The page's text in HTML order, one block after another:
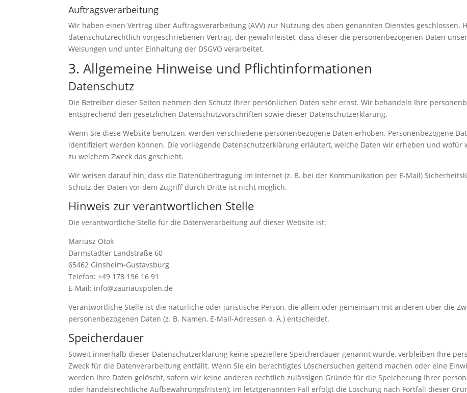
Auftragsverarbeitung
Wir haben einen Vertrag über Auftragsverarbeitung (AVV) zur Nutzung des oben genannten Dienstes geschlossen.
datenschutzrechtlich vorgeschriebenen Vertrag, der gewährleistet, dass dieser die personenbezogenen Daten
Weisungen und unter Einhaltung der DSGVO verarbeitet.
3. Allgemeine Hinweise und Pflicht­informationen
Datenschutz
Die Betreiber dieser Seiten nehmen den Schutz Ihrer persönlichen Daten sehr ernst. Wir behandeln Ihre
entsprechend den gesetzlichen Datenschutzvorschriften sowie dieser Datenschutzerklärung.
Wenn Sie diese Website benutzen, werden verschiedene personenbezogene Daten erhoben. Personenbezogene
identifiziert werden können. Die vorliegende Datenschutzerklärung erläutert, welche Daten wir erheben und wofür
zu welchem Zweck das geschieht.
Wir weisen darauf hin, dass die Datenübertragung im Internet (z. B. bei der Kommunikation per E-Mail)
Schutz der Daten vor dem Zugriff durch Dritte ist nicht möglich.
Hinweis zur verantwortlichen Stelle
Die verantwortliche Stelle für die Datenverarbeitung auf dieser Website ist:
Mariusz Otok
Darmstädter Landstraße 60
65462 Ginsheim-Gustavsburg
Telefon: +49 178 196 16 91
E-Mail: info@zaunauspolen.de
Verantwortliche Stelle ist die natürliche oder juristische Person, die allein oder gemeinsam mit anderen über die
personenbezogenen Daten (z. B. Namen, E-Mail-Adressen o. Ä.) entscheidet.
Speicherdauer
Soweit innerhalb dieser Datenschutzerklärung keine speziellere Speicherdauer genannt wurde, verbleiben Ihre
Zweck für die Datenverarbeitung entfällt. Wenn Sie ein berechtigtes Löschersuchen geltend machen oder eine
werden Ihre Daten gelöscht, sofern wir keine anderen rechtlich zulässigen Gründe für die Speicherung Ihrer
oder handelsrechtliche Aufbewahrungsfristen); im letztgenannten Fall erfolgt die Löschung nach Fortfall dieser